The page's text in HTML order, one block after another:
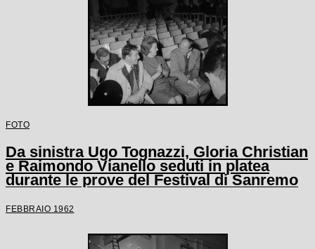
FOTO
Da sinistra Ugo Tognazzi, Gloria Christian
e Raimondo Vianello seduti in platea
durante le prove del Festival di Sanremo
FEBBRAIO 1962